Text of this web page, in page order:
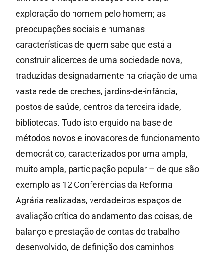
exploração do homem pelo homem; as
preocupações sociais e humanas
características de quem sabe que está a
construir alicerces de uma sociedade nova,
traduzidas designadamente na criação de uma
vasta rede de creches, jardins-de-infância,
postos de saúde, centros da terceira idade,
bibliotecas. Tudo isto erguido na base de
métodos novos e inovadores de funcionamento
democrático, caracterizados por uma ampla,
muito ampla, participação popular – de que são
exemplo as 12 Conferências da Reforma
Agrária realizadas, verdadeiros espaços de
avaliação crítica do andamento das coisas, de
balanço e prestação de contas do trabalho
desenvolvido, de definição dos caminhos